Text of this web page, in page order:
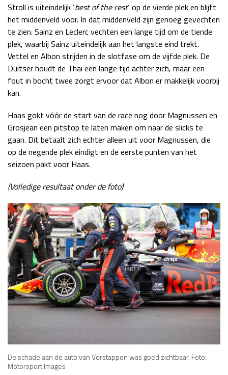
Stroll is uiteindelijk ‘best of the rest‘ op de vierde plek en blijft
het middenveld voor. In dat middenveld zijn genoeg gevechten
te zien. Sainz en Leclerc vechten een lange tijd om de tiende
plek, waarbij Sainz uiteindelijk aan het langste eind trekt.
Vettel en Albon strijden in de slotfase om de vijfde plek. De
Duitser houdt de Thai een lange tijd achter zich, maar een
fout in bocht twee zorgt ervoor dat Albon er makkelijk voorbij
kan.
Haas gokt vóór de start van de race nog door Magnussen en
Grosjean een pitstop te laten maken om naar de slicks te
gaan. Dit betaalt zich echter alleen uit voor Magnussen, die
op de negende plek eindigt en de eerste punten van het
seizoen pakt voor Haas.
(Volledige resultaat onder de foto)
De schade aan de auto van Verstappen was goed zichtbaar. Foto:
Motorsport Images